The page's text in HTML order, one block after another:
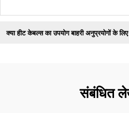
क्या हीट केबल्स का उपयोग बाहरी अनुप्रयोगों के
संबंधित